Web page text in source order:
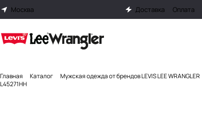
Москва Доставка Оплата
Главная Каталог Мужская одежда от брендов LEVIS LEE WRANGLER
L45271HH